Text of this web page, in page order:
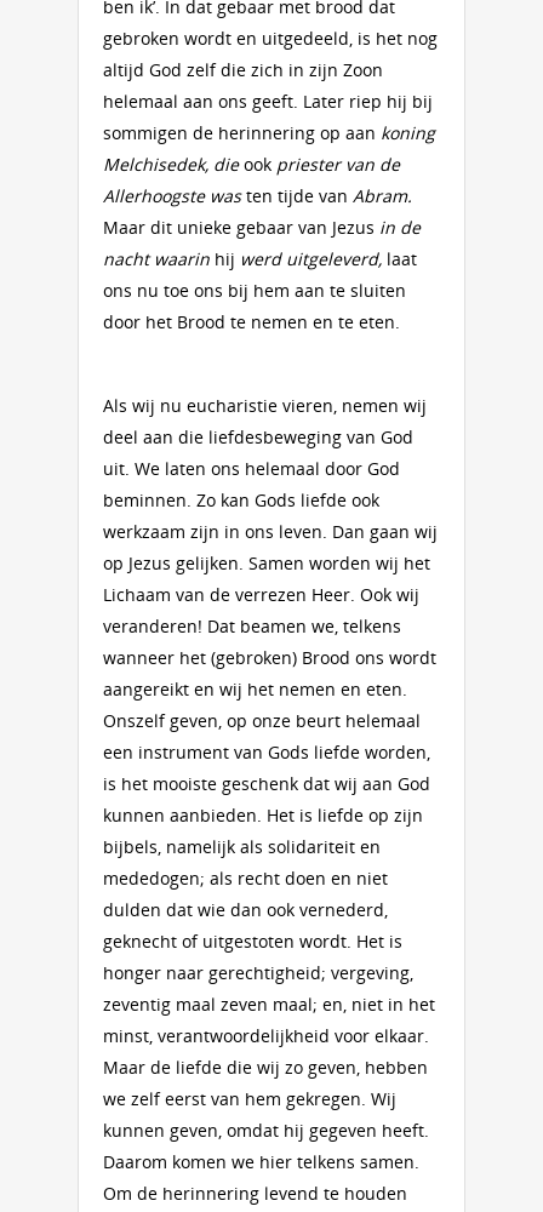
ben ik’. In dat gebaar met brood dat
gebroken wordt en uitgedeeld, is het nog
altijd God zelf die zich in zijn Zoon
helemaal aan ons geeft. Later riep hij bij
sommigen de herinnering op aan koning
Melchisedek, dieook priester van de
Allerhoogste wasten tijde van Abram.
Maar dit unieke gebaar van Jezus in de
nacht waarin hij werd uitgeleverd, laat
ons nu toe ons bij hem aan te sluiten
door het Brood te nemen en te eten.
Als wij nu eucharistie vieren, nemen wij
deel aan die liefdesbeweging van God
uit. We laten ons helemaal door God
beminnen. Zo kan Gods liefde ook
werkzaam zijn in ons leven. Dan gaan wij
op Jezus gelijken. Samen worden wij het
Lichaam van de verrezen Heer. Ook wij
veranderen! Dat beamen we, telkens
wanneer het (gebroken) Brood ons wordt
aangereikt en wij het nemen en eten.
Onszelf geven, op onze beurt helemaal
een instrument van Gods liefde worden,
is het mooiste geschenk dat wij aan God
kunnen aanbieden. Het is liefde op zijn
bijbels, namelijk als solidariteit en
mededogen; als recht doen en niet
dulden dat wie dan ook vernederd,
geknecht of uitgestoten wordt. Het is
honger naar gerechtigheid; vergeving,
zeventig maal zeven maal; en, niet in het
minst, verantwoordelijkheid voor elkaar.
Maar de liefde die wij zo geven, hebben
we zelf eerst van hem gekregen. Wij
kunnen geven, omdat hij gegeven heeft.
Daarom komen we hier telkens samen.
Om de herinnering levend te houden